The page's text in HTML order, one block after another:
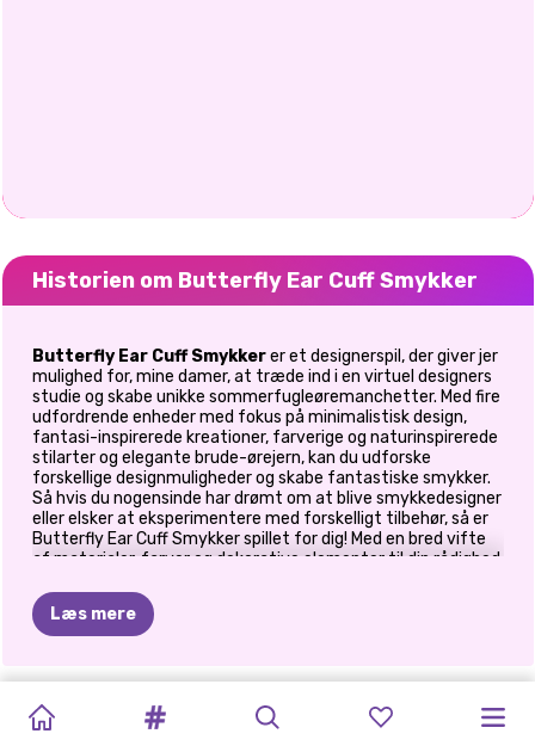
Historien om Butterfly Ear Cuff Smykker
Butterfly Ear Cuff Smykkerer et designerspil, der giver jer
mulighed for, mine damer, at træde ind i en virtuel designers
studie og skabe unikke sommerfugleøremanchetter. Med fire
udfordrende enheder med fokus på minimalistisk design,
fantasi-inspirerede kreationer, farverige og naturinspirerede
stilarter og elegante brude-ørejern, kan du udforske
forskellige designmuligheder og skabe fantastiske smykker.
Så hvis du nogensinde har drømt om at blive smykkedesigner
eller elsker at eksperimentere med forskelligt tilbehør, så er
Butterfly Ear Cuff Smykker spillet for dig! Med en bred vifte
af materialer, farver og dekorative elementer til din rådighed,
afspejler din stil.
I Butterfly Ear Cuff Smykker bliver du udfordret til at skabe
sine egne særpræg og designmuligheder. Lad os dykke ned i
hvad dette spil byder på. Den første enhed i spillet fokuserer
Læs mere
MAKEUP
TRENDS:
K-POP
STRAWBERELLA
INDENDØRS
PLUSHIE
TILBAGE
TIL
PRINSESSER
ELLIE
JAKKEDESIGN
ELLIES
PRINSESSER